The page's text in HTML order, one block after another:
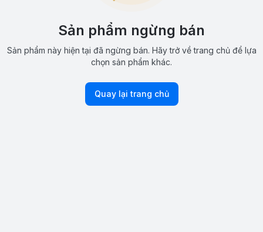
Sản phẩm ngừng bán
Sản phẩm này hiện tại đã ngừng bán. Hãy trở về trang chủ để lựa
chọn sản phẩm khác.
Quay lại trang chủ